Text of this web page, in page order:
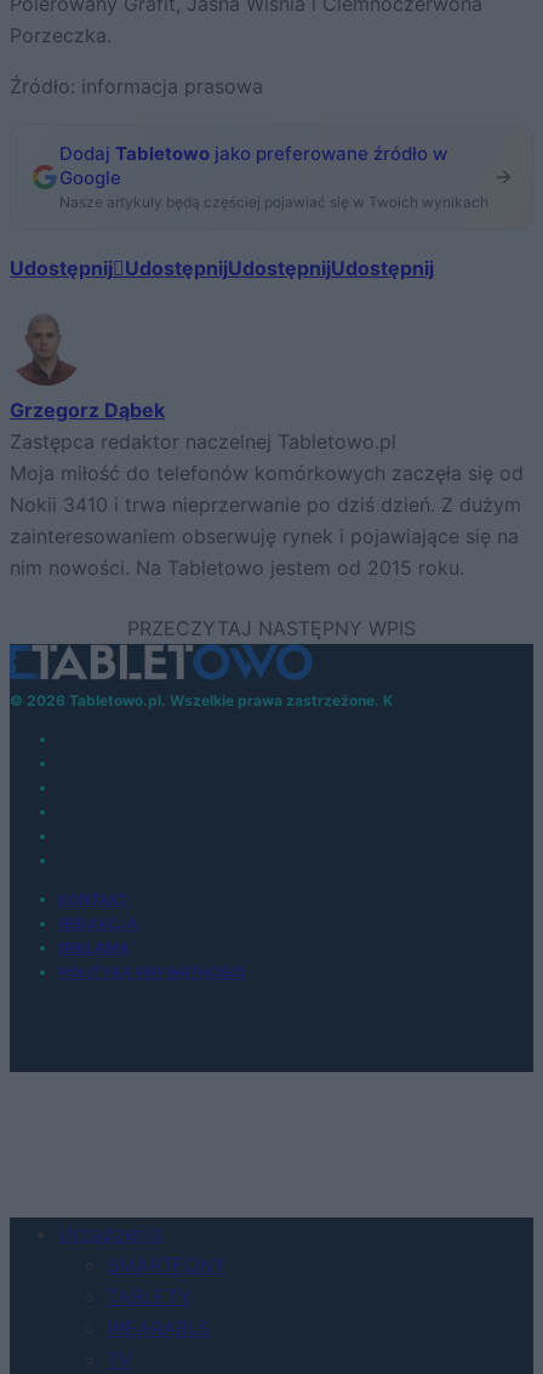
Porzeczka.
Źródło: informacja prasowa
Dodaj Tabletowo jako preferowane źródło w
Google
Nasze artykuły będą częściej pojawiać się w Twoich wynikach
Udostępnij UdostępnijUdostępnijUdostępnij
Grzegorz Dąbek
Zastępca redaktor naczelnej Tabletowo.pl
Moja miłość do telefonów komórkowych zaczęła się od
Nokii 3410 i trwa nieprzerwanie po dziś dzień. Z dużym
zainteresowaniem obserwuję rynek i pojawiające się na
nim nowości. Na Tabletowo jestem od 2015 roku.
© 2026 Tabletowo.pl. Wszelkie prawa zastrzeżone. K
KONTAKT
REDAKCJA
REKLAMA
POLITYKA PRYWATNOŚCI
Urządzenia
SMARTFONY
TABLETY
WEARABLE
TV